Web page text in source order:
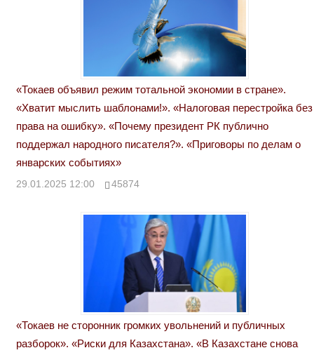
«Токаев объявил режим тотальной экономии в стране».
«Хватит мыслить шаблонами!». «Налоговая перестройка без
права на ошибку». «Почему президент РК публично
поддержал народного писателя?». «Приговоры по делам о
январских событиях»
29.01.2025 12:00 45874
«Токаев не сторонник громких увольнений и публичных
разборок». «Риски для Казахстана». «В Казахстане снова